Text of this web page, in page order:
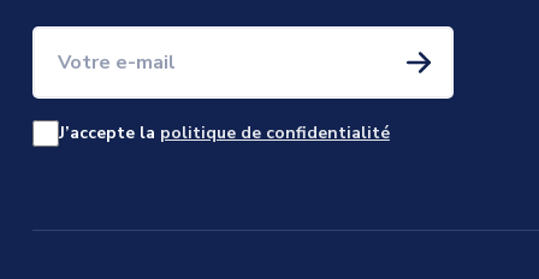
J’accepte la politique de confidentialité